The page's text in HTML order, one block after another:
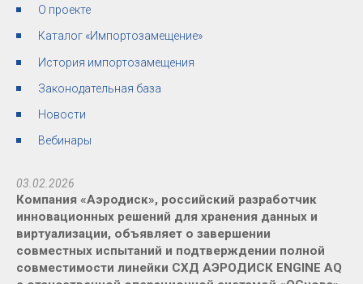
О проекте
Каталог «Импортозамещение»
История импортозамещения
Законодательная база
Новости
Вебинары
03.02.2026
Компания «Аэродиск», российский разработчик
инновационных решений для хранения данных и
виртуализации, объявляет о завершении
совместных испытаний и подтверждении полной
совместимости линейки СХД АЭРОДИСК ENGINE AQ